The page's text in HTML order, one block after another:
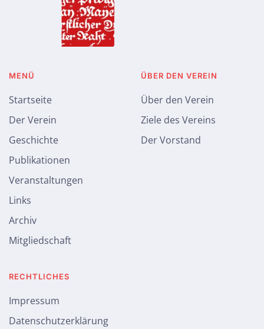
MENÜ
Startseite
Der Verein
Geschichte
Publikationen
Veranstaltungen
Links
Archiv
Mitgliedschaft
ÜBER DEN VEREIN
Über den Verein
Ziele des Vereins
Der Vorstand
RECHTLICHES
Impressum
Datenschutzerklärung